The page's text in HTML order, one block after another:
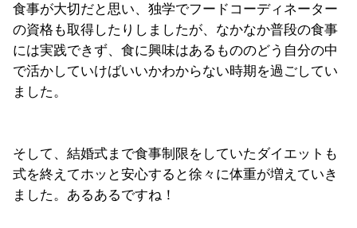
食事が大切だと思い、独学でフードコーディネーター
の資格も取得したりしましたが、なかなか普段の食事
には実践できず、食に興味はあるもののどう自分の中
で活かしていけばいいかわからない時期を過ごしてい
ました。
そして、結婚式まで食事制限をしていたダイエットも
式を終えてホッと安心すると徐々に体重が増えていき
ました。あるあるですね！